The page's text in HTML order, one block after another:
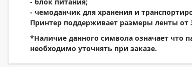
- чемоданчик для хранения и
Принтер поддерживает размеры ленты от
*Наличие данного символа означает что
необходимо уточнять при заказе.